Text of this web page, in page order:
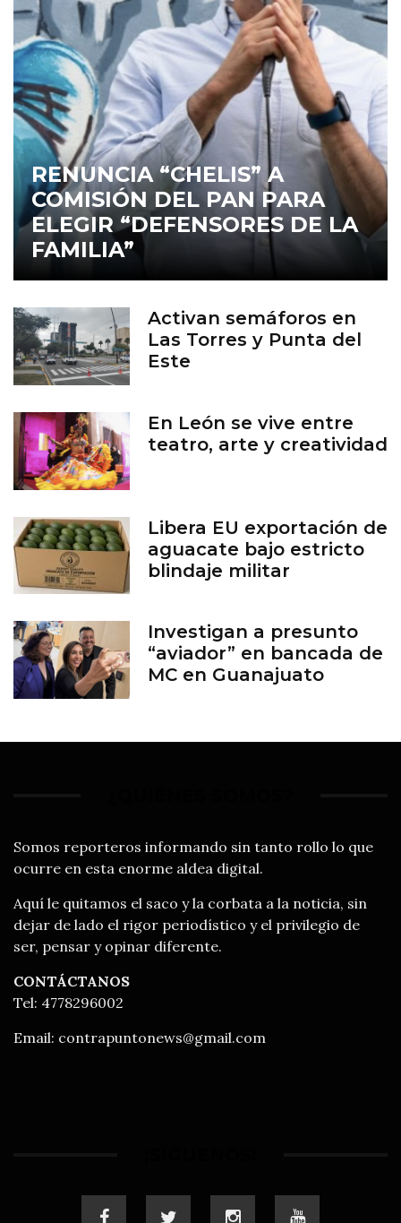
RENUNCIA “CHELIS” A
COMISIÓN DEL PAN PARA
ELEGIR “DEFENSORES DE LA
FAMILIA”
Activan semáforos en
Las Torres y Punta del
Este
En León se vive entre
teatro, arte y creatividad
Libera EU exportación de
aguacate bajo estricto
blindaje militar
Investigan a presunto
“aviador” en bancada de
MC en Guanajuato
Somos reporteros informando sin tanto rollo lo que
ocurre en esta enorme aldea digital.
Aquí le quitamos el saco y la corbata a la noticia, sin
dejar de lado el rigor periodístico y el privilegio de
ser, pensar y opinar diferente.
CONTÁCTANOS
Tel: 4778296002
Email: contrapuntonews@gmail.com